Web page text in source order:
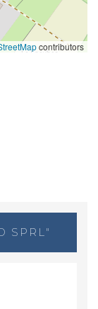
contributors
SPRL"